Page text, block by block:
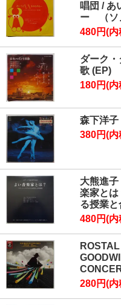
唱団 / あ
ー （ソ
480円(内
ダーク
歌 (EP)
180円(内
森下洋
380円(内
大熊進
楽家とは
る授業
480円(内
280円(内